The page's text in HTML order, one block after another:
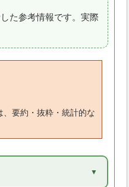
た参考情報です。実際
要約・抜粋・統計的な